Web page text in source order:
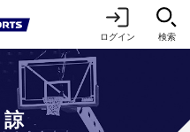
ログイン 検索
諒